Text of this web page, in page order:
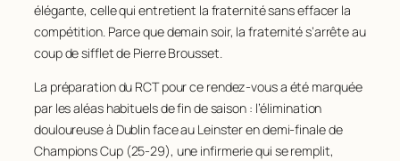
élégante, celle qui entretient la fraternité sans effacer la
compétition. Parce que demain soir, la fraternité s’arrête au
coup de sifflet de Pierre Brousset.
La préparation du RCT pour ce rendez-vous a été marquée
par les aléas habituels de fin de saison : l’élimination
douloureuse à Dublin face au Leinster en demi-finale de
Champions Cup (25-29), une infirmerie qui se remplit,